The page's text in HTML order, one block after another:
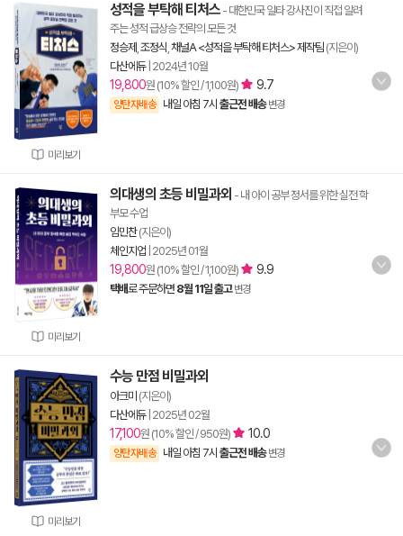
미리보기
성적을 부탁해 티처스 - 대한민국 일타 강사진이 직접 알려
주는 성적 급상승 전략의 모든 것
정승제 조정식 채널A <성적을 부탁해 티처스> 제작팀 (지은이)
다산에듀| 2024년 10월
19,800원 (10% 할인 / 1,100원) 9.7
양탄자배송 내일 아침 7시 출근전 배송 변경
미리보기
의대생의 초등 비밀과외 - 내 아이 공부 정서를 위한 실전 학
부모 수업
임민찬(지은이)
체인지업 2025년 01월
19,800원 (10% 할인 / 1,100원) 9.9
택배로 주문하면 8월 11일 출고 변경
미리보기
수능 만점 비밀과외
아크미 (지은이)
다산에듀| 2025년 02월
17,100원 (10% 할인 / 950원) 10.0
양탄자배송 내일 아침 7시 출근전 배송 변경